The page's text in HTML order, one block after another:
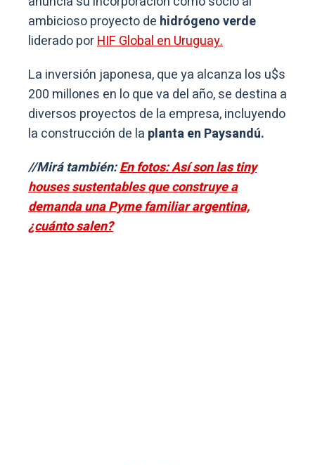
ambicioso proyecto de hidrógeno verde
liderado porHIF Global en Uruguay.
La inversión japonesa, que ya alcanza los u$s
200 millones en lo que va del año, se destina a
diversos proyectos de la empresa, incluyendo
la construcción de la planta en Paysandú.
//Mirá también:En fotos: Así son las tiny
houses sustentables que construye a
demanda una Pyme familiar argentina,
¿cuánto salen?